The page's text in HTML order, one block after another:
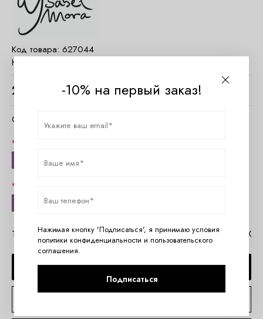
Код товара: 627044
Наличие:
2600 руб.
Очистить параметры
Таблица размеров Ysabel Mora Помощь в MAX
ДОБАВИТЬ В КОРЗИНУ
-10% на первый заказ!
Нажимая кнопку 'Подписаться', я принимаю условия
политики конфиденциальности и пользовательского
соглашения.
Подписаться